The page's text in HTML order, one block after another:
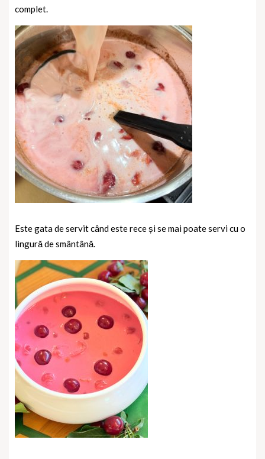
complet.
Este gata de servit când este rece și se mai poate servi cu o
lingură de smântână.